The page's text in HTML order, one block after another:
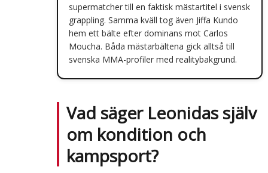
supermatcher till en faktisk mästartitel i svensk
grappling. Samma kväll tog även Jiffa Kundo
hem ett bälte efter dominans mot Carlos
Moucha. Båda mästarbältena gick alltså till
svenska MMA-profiler med realitybakgrund.
Vad säger Leonidas själv
om kondition och
kampsport?